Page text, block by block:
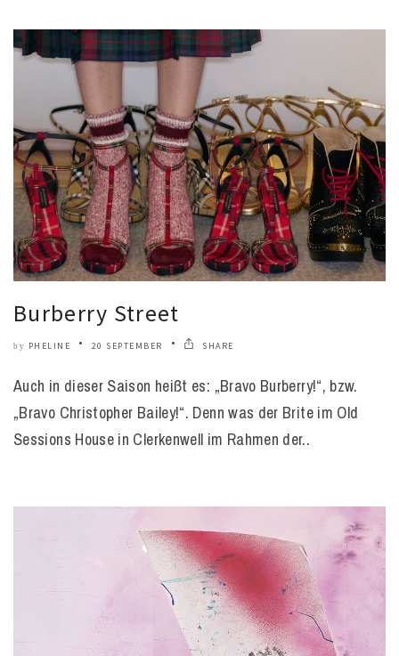
Burberry Street
by PHELINE 20 SEPTEMBER SHARE
Auch in dieser Saison heißt es: „Bravo Burberry!“, bzw.
„Bravo Christopher Bailey!“. Denn was der Brite im Old
Sessions House in Clerkenwell im Rahmen der..